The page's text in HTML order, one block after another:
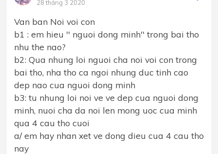
28 tháng 3 2020
Van ban Noi voi con
b1 : em hieu '' nguoi dong minh'' trong bai tho
nhu the nao?
b2: Qua nhung loi nguoi cha noi voi con trong
bai tho, nha tho ca ngoi nhung duc tinh cao
dep nao cua nguoi dong minh
b3: tu nhung loi noi ve ve dep cua nguoi dong
minh, nuoi cha da noi len mong uoc cua minh
qua 4 cau tho cuoi
a/ em hay nhan xet ve dong dieu cua 4 cau tho
nay